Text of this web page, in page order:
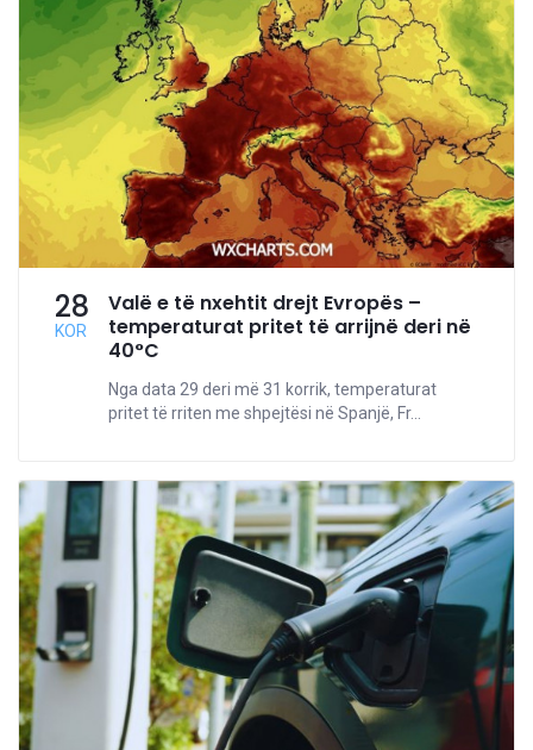
28
KOR
Valë e të nxehtit drejt Evropës –
temperaturat pritet të arrijnë deri në
40°C
Nga data 29 deri më 31 korrik, temperaturat
pritet të rriten me shpejtësi në Spanjë, Fr...